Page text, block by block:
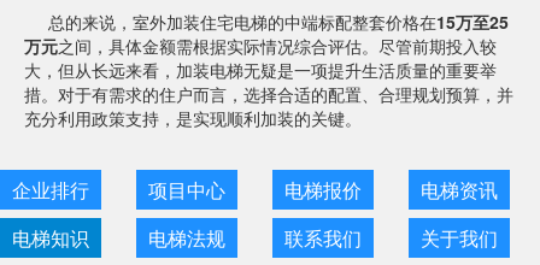
总的来说，室外加装住宅电梯的中端标配整套价格在15万至25
万元之间，具体金额需根据实际情况综合评估。尽管前期投入较
大，但从长远来看，加装电梯无疑是一项提升生活质量的重要举
措。对于有需求的住户而言，选择合适的配置、合理规划预算，并
充分利用政策支持，是实现顺利加装的关键。
企业排行 项目中心 电梯报价
电梯资讯
电梯知识
电梯法规 联系我们
关于我们